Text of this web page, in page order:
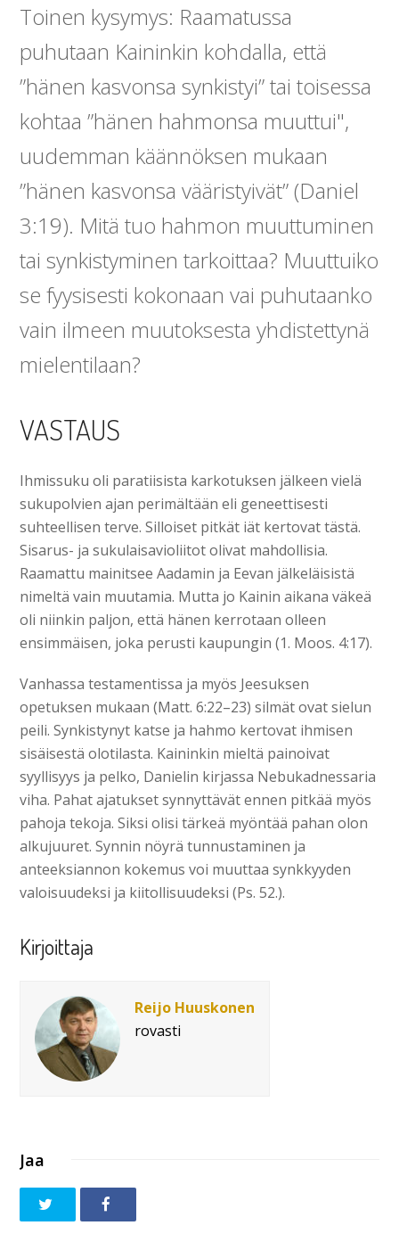
Toinen kysymys: Raamatussa
puhutaan Kaininkin kohdalla, että
”hänen kasvonsa synkistyi” tai toisessa
kohtaa ”hänen hahmonsa muuttui",
uudemman käännöksen mukaan
”hänen kasvonsa vääristyivät” (Daniel
3:19). Mitä tuo hahmon muuttuminen
tai synkistyminen tarkoittaa? Muuttuiko
se fyysisesti kokonaan vai puhutaanko
vain ilmeen muutoksesta yhdistettynä
mielentilaan?
VASTAUS
Ihmissuku oli paratiisista karkotuksen jälkeen vielä
sukupolvien ajan perimältään eli geneettisesti
suhteellisen terve. Silloiset pitkät iät kertovat tästä.
Sisarus- ja sukulaisavioliitot olivat mahdollisia.
Raamattu mainitsee Aadamin ja Eevan jälkeläisistä
nimeltä vain muutamia. Mutta jo Kainin aikana väkeä
oli niinkin paljon, että hänen kerrotaan olleen
ensimmäisen, joka perusti kaupungin (1. Moos. 4:17).
Vanhassa testamentissa ja myös Jeesuksen
opetuksen mukaan (Matt. 6:22–23) silmät ovat sielun
peili. Synkistynyt katse ja hahmo kertovat ihmisen
sisäisestä olotilasta. Kaininkin mieltä painoivat
syyllisyys ja pelko, Danielin kirjassa Nebukadnessaria
viha. Pahat ajatukset synnyttävät ennen pitkää myös
pahoja tekoja. Siksi olisi tärkeä myöntää pahan olon
alkujuuret. Synnin nöyrä tunnustaminen ja
anteeksiannon kokemus voi muuttaa synkkyyden
valoisuudeksi ja kiitollisuudeksi (Ps. 52.).
Kirjoittaja
Reijo Huuskonen
rovasti
Jaa